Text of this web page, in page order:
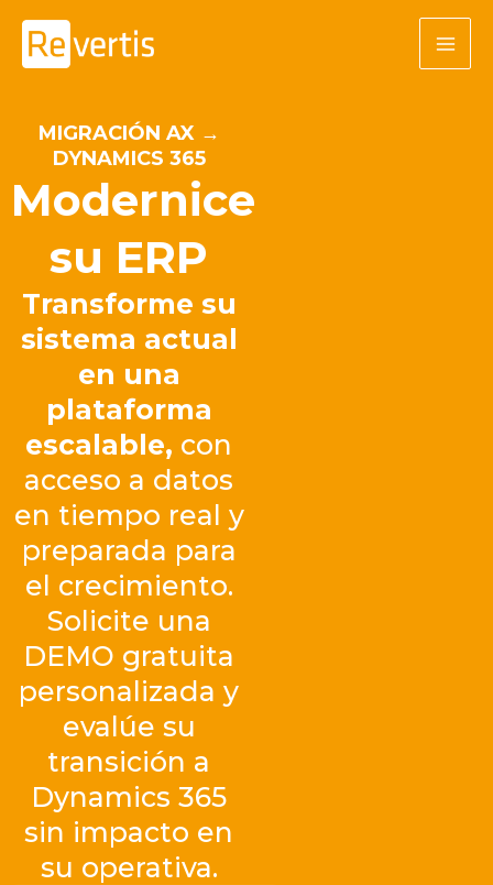
contenido
MIGRACIÓN AX →
DYNAMICS 365
Modernice
su ERP
Transforme su
sistema actual
en una
plataforma
escalable, con
acceso a datos
en tiempo real y
preparada para
el crecimiento.
Solicite una
DEMO gratuita
personalizada y
evalúe su
transición a
Dynamics 365
sin impacto en
su operativa.